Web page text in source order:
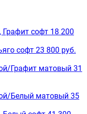
Графит софт 18 200
софт 23 800 руб.
Графит матовый 31
Белый матовый 35